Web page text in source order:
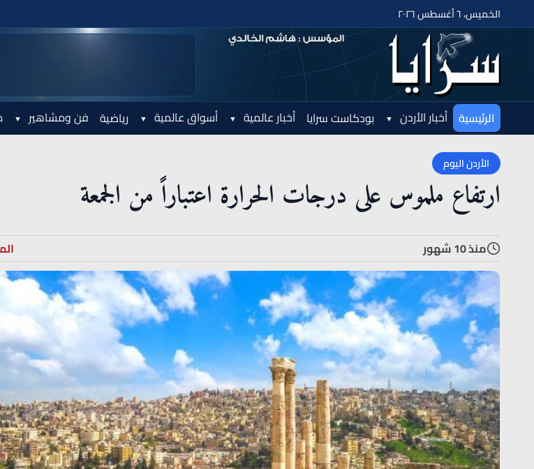
الخميس، ٦ أغسطس ٢٠٢٦
الرئيسية أخبار الأردن بودكاست سرايا أخبار عالمية أسواق عالمية رياضية فن ومشاهير
الأردن اليوم
ارتفاع ملموس على درجات الحرارة اعتباراً من الجمعة
منذ 10 شهور